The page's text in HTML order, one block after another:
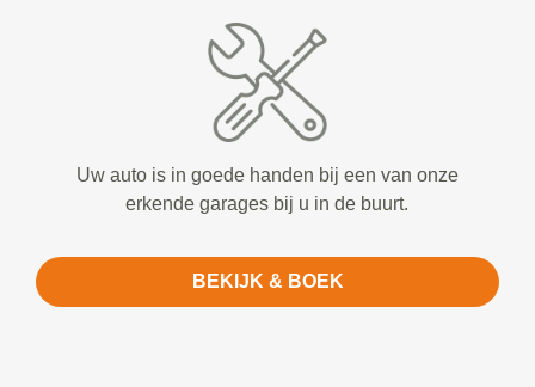
Uw auto is in goede handen bij een van onze
erkende garages bij u in de buurt.
BEKIJK & BOEK